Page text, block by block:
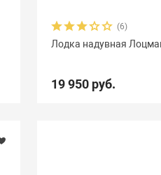
(6)
Лодка надувная
19 950 руб.